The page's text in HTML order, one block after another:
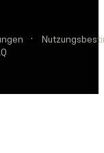
·